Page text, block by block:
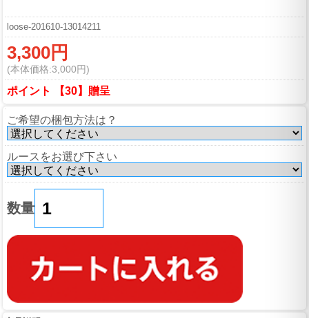
loose-201610-13014211
3,300円
(本体価格:3,000円)
ポイント 【30】贈呈
ご希望の梱包方法は？
ルースをお選び下さい
数量